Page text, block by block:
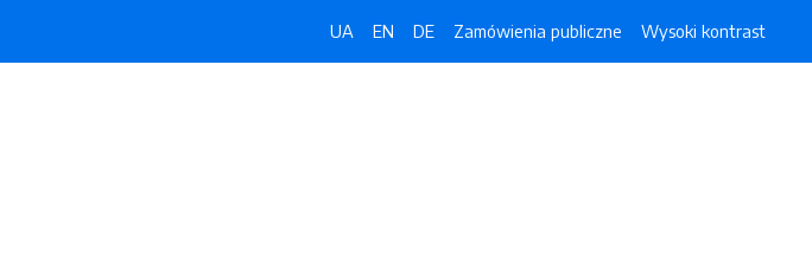
UA EN DE Zamówienia publiczne Wysoki kontrast